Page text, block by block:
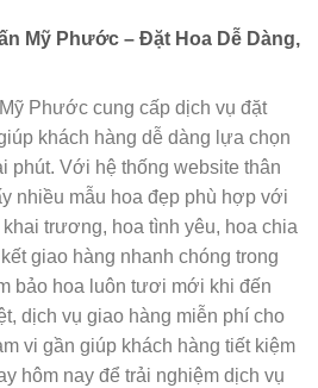
Mỹ Phước – Đặt Hoa Dễ Dàng,
Phước cung cấp dịch vụ đặt
khách hàng dễ dàng lựa chọn
phút. Với hệ thống website thân
nhiều mẫu hoa đẹp phù hợp với
trương, hoa tình yêu, hoa chia
giao hàng nhanh chóng trong
bảo hoa luôn tươi mới khi đến
dịch vụ giao hàng miễn phí cho
vi gần giúp khách hàng tiết kiệm
hôm nay để trải nghiệm dịch vụ